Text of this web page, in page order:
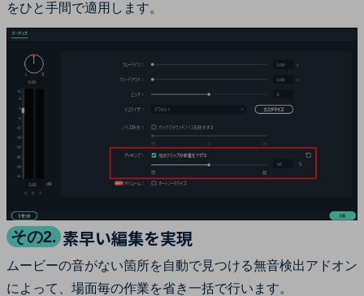
をひと手間で適用します。
その2. 素早い編集を実現
ムービーの音がない箇所を自動で見つける無音検出アドオン
によって、場面毎の作業を省き一括で行います。